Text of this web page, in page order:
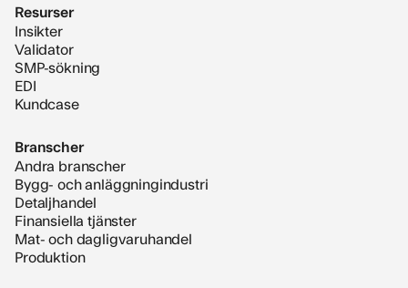
Resurser
Insikter
Validator
SMP-sökning
EDI
Kundcase
Branscher
Andra branscher
Bygg- och anläggningindustri
Detaljhandel
Finansiella tjänster
Mat- och dagligvaruhandel
Produktion